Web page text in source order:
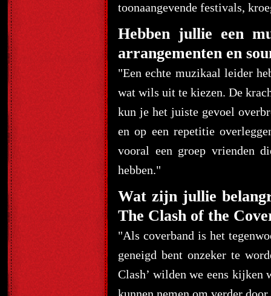
toonaangevende festivals,
Hebben jullie een
arrangementen en
"Een echte muzikaal leider
wat wils uit te kiezen. De
kun je het juiste gevoel
en op een repetitie
vooral een groep vrienden
hebben."
Wat zijn jullie
The Clash of the
"Als coverband is het
geneigd bent onzeker te
Clash’ wilden we eens kijken